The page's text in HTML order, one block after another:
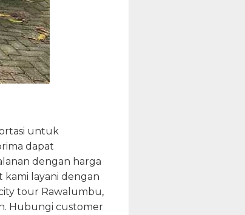
untuk
dapat
dengan harga
layani dengan
tour Rawalumbu,
Hubungi customer